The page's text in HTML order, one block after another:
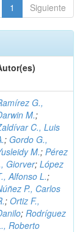
1 Siguiente
G.,
M.;
C., Luis
; Gordo G.,
M.; Pérez
Giorver; López
Alfonso L.;
P., Carlos
; Ortiz F.,
; Rodríguez
Roberto